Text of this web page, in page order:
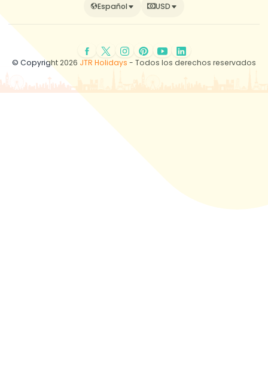
Español USD
© Copyright 2026 JTR Holidays - Todos los derechos reservados